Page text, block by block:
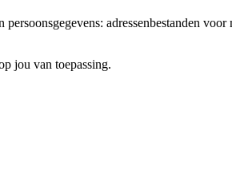
adressenbestanden
jou van toepassing.